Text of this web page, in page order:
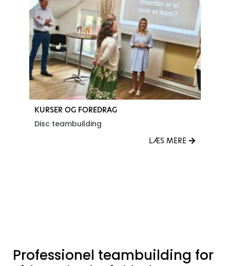
KURSER OG FOREDRAG
Disc teambuilding
LÆS MERE
Professionel teambuilding for